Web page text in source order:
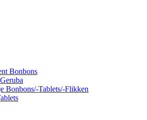
Bonbons
Bonbons/-Tablets/-Flikken